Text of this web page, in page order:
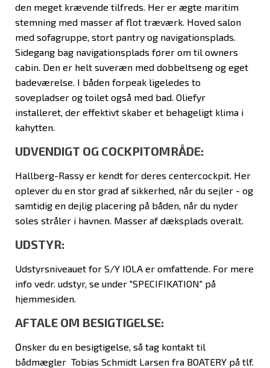
den meget krævende tilfreds. Her er ægte maritim
stemning med masser af flot træværk. Hoved salon
med sofagruppe, stort pantry og navigationsplads.
Sidegang bag navigationsplads fører om til owners
cabin. Den er helt suveræn med dobbeltseng og eget
badeværelse. I båden forpeak ligeledes to
sovepladser og toilet også med bad. Oliefyr
installeret, der effektivt skaber et behageligt klima i
kahytten.
UDVENDIGT OG COCKPITOMRÅDE:
Hallberg-Rassy er kendt for deres centercockpit. Her
oplever du en stor grad af sikkerhed, når du sejler - og
samtidig en dejlig placering på båden, når du nyder
soles stråler i havnen. Masser af dæksplads overalt.
UDSTYR:
Udstyrsniveauet for S/Y IOLA er omfattende. For mere
info vedr. udstyr, se under "SPECIFIKATION" på
hjemmesiden.
AFTALE OM BESIGTIGELSE:
Ønsker du en besigtigelse, så tag kontakt til
bådmægler Tobias Schmidt Larsen fra BOATERY på tlf.